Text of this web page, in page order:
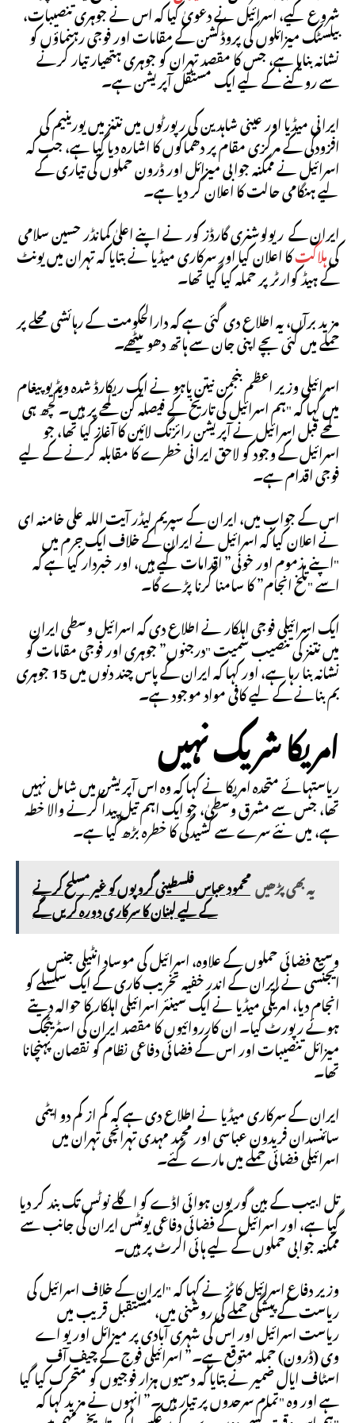
شروع کیے، اسرائیل نے دعویٰ کیا کہ اس نے جوہری تنصیبات،
بیلسٹک میزائلوں کی پروڈکشن کے مقامات اور فوجی رہنماؤں کو
نشانہ بنایا ہے، جس کا مقصد تہران کو جوہری ہتھیار تیار کرنے
سے روکنے کے لیے ایک مستقل آپریشن ہے۔
ایرانی میڈیا اور عینی شاہدین کی رپورٹوں میں نتنز میں یورینیم کی
افزودگی کے مرکزی مقام پر دھماکوں کا اشارہ دیا گیا ہے، جب کہ
اسرائیل نے ممکنہ جوابی میزائل اور ڈرون حملوں کی تیاری کے
لیے ہنگامی حالت کا اعلان کر دیا ہے۔
ایران کے ریولوشنری گارڈز کور نے اپنے اعلیٰ کمانڈر حسین سلامی
کیہلاکتکا اعلان کیا اور سرکاری میڈیا نے بتایا کہ تہران میں یونٹ
کے ہیڈ کوارٹر پر حملہ کیا گیا تھا۔
مزید برآں، یہ اطلاع دی گئی ہے کہ دارالحکومت کے رہائشی محلے پر
حملے میں کئی بچے اپنی جان سے ہاتھ دھو بیٹھے۔
اسرائیلی وزیر اعظم بنجمن نیتن یاہو نے ایک ریکارڈ شدہ ویڈیو پیغام
میں کہا کہ "ہم اسرائیل کی تاریخ کے فیصلہ کن لمحے پر ہیں۔ کچھ ہی
لمحے قبل اسرائیل نے آپریشن رائزنگ لائین کا آغاز کیا تھا، جو
اسرائیل کے وجود کو لاحق ایرانی خطرے کا مقابلہ کرنے کے لیے
فوجی اقدام ہے۔
اس کے جواب میں، ایران کے سپریم لیڈر آیت اللہ علی خامنہ ای
نے اعلان کیا کہ اسرائیل نے ایران کے خلاف ایک جرم میں
"اپنے مذموم اور خونی” اقدامات کیے ہیں، اور خبردار کیا ہے کہ
اسے "تلخ انجام” کا سامنا کرنا پڑے گا۔
ایک اسرائیلی فوجی اہلکار نے اطلاع دی کہ اسرائیل وسطی ایران
میں نتنز کی تنصیب سمیت "درجنوں” جوہری اور فوجی مقامات کو
نشانہ بنا رہا ہے، اور کہا کہ ایران کے پاس چند دنوں میں 15 جوہری
بم بنانے کے لیے کافی مواد موجود ہے۔
امریکا شریک نہیں
ریاستہائے متحدہ امریکا نے کہا کہ وہ اس آپریشن میں شامل نہیں
تھا، جس سے مشرق وسطیٰ، جو ایک اہم تیل پیدا کرنے والا خطہ
ہے، میں نئے سرے سے کشیدگی کا خطرہ بڑھ گیا ہے۔
یہ بھی پڑھیںمحمود عباس فلسطینی گروپوں کو غیر مسلح کرنے
کے لیے لبنان کا سرکاری دورہ کریں گے
وسیع فضائی حملوں کے علاوہ، اسرائیل کی موساد انٹیلی جنس
ایجنسی نے ایران کے اندر خفیہ تخریب کاری کے ایک سلسلے کو
انجام دیا، امریکی میڈیا نے ایک سینئر اسرائیلی اہلکار کا حوالہ دیتے
ہوئے رپورٹ کیا۔ ان کارروائیوں کا مقصد ایران کی اسٹریٹجک
میزائل تنصیبات اور اس کے فضائی دفاعی نظام کو نقصان پہنچانا
تھا۔
ایران کے سرکاری میڈیا نے اطلاع دی ہے کہ کم از کم دو ایٹمی
سائنسدان فریدون عباسی اور محمد مہدی تہرانچی تہران میں
اسرائیلی فضائی حملے میں مارے گئے۔
تل ابیب کے بین گوریون ہوائی اڈے کو اگلے نوٹس تک بند کر دیا
گیا ہے، اور اسرائیل کے فضائی دفاعی یونٹس ایران کی جانب سے
ممکنہ جوابی حملوں کے لیے ہائی الرٹ پر ہیں۔
وزیر دفاع اسرائیل کاٹز نے کہا کہ "ایران کے خلاف اسرائیل کی
ریاست کے پیشگی حملے کی روشنی میں، مستقبل قریب میں
ریاست اسرائیل اور اس کی شہری آبادی پر میزائل اور یو اے
وی (ڈرون) حملہ متوقع ہے۔” اسرائیلی فوج کے چیف آف
اسٹاف ایال ضمیر نے بتایا کہ دسیوں ہزار فوجیوں کو متحرک کیا گیا
ہے اور وہ "تمام سرحدوں پر تیار ہیں۔” انہوں نے مزید کہا کہ